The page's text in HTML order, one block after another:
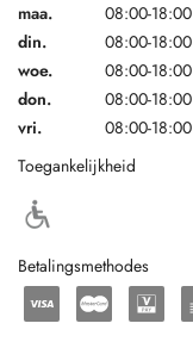
maa.
08:00-18:00
din.
08:00-18:00
woe.
08:00-18:00
don.
08:00-18:00
vri.
08:00-18:00
Toegankelijkheid
Betalingsmethodes